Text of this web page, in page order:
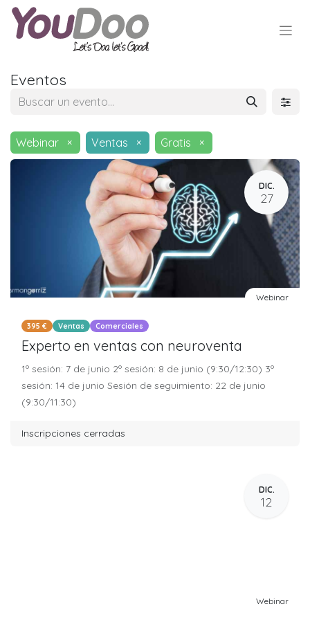
Eventos
Webinar × Ventas × Gratis ×
DIC.
27
Webinar
395 € Ventas Comerciales
Experto en ventas con neuroventa
1º sesión: 7 de junio 2º sesión: 8 de junio (9:30/12:30) 3º
sesión: 14 de junio Sesión de seguimiento: 22 de junio
(9:30/11:30)
Inscripciones cerradas
DIC.
12
Webinar